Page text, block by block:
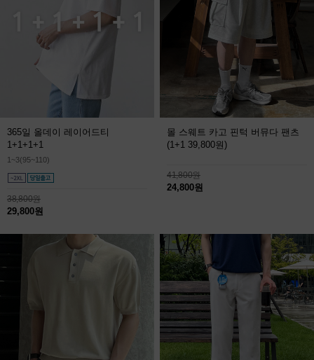
365일 올데이 레이어드티
1+1+1+1
1~3(95~110)
38,800원
29,800원
몰 스웨트 카고 핀턱 버뮤다 팬츠
(1+1 39,800원)
41,800원
24,800원